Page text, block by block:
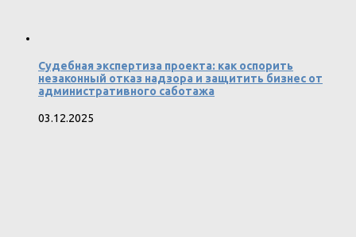
Судебная экспертиза проекта: как оспорить
незаконный отказ надзора и защитить бизнес от
административного саботажа
03.12.2025